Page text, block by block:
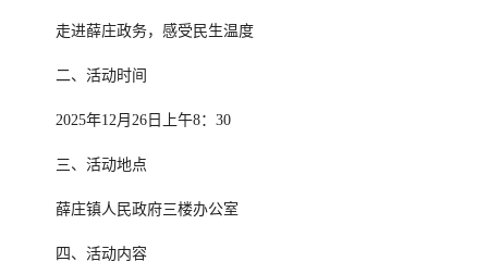
走进薛庄政务，感受民生温度
二、活动时间
2025年12月26日上午8：30
三、活动地点
薛庄镇人民政府三楼办公室
四、活动内容